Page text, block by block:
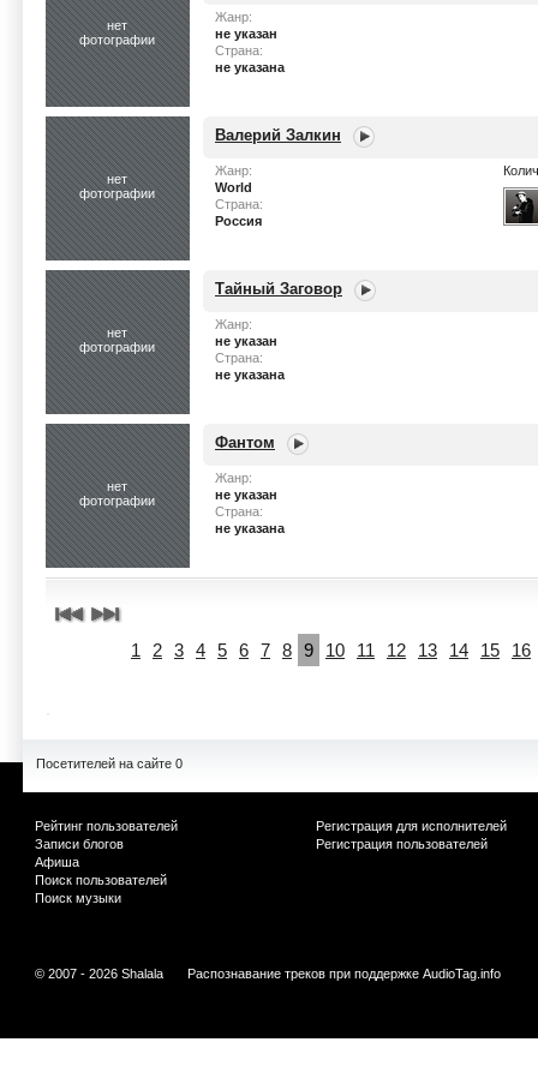
нет
фотографии
Жанр:
не указан
Страна:
не указана
нет
фотографии
Валерий Залкин
Жанр:
World
Страна:
Россия
нет
фотографии
Тайный Заговор
Жанр:
не указан
Страна:
не указана
нет
фотографии
Фантом
Жанр:
не указан
Страна:
не указана
1 2 3 4 5 6 7 8 9 10 11 12 13 14 15 16
Посетителей на сайте 0
Рейтинг пользователей
Записи блогов
Афиша
Поиск пользователей
Поиск музыки
Регистрация для исполнителей
Регистрация пользователей
© 2007 - 2026 Shalala Распознавание треков при поддержке AudioTag.info